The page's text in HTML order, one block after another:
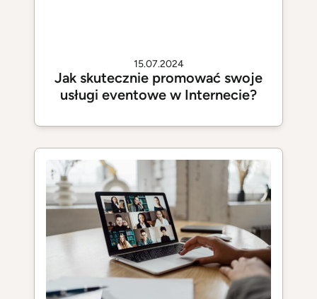
15.07.2024
Jak skutecznie promować swoje
usługi eventowe w Internecie?